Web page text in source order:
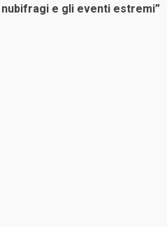
nubifragi e gli eventi estremi”